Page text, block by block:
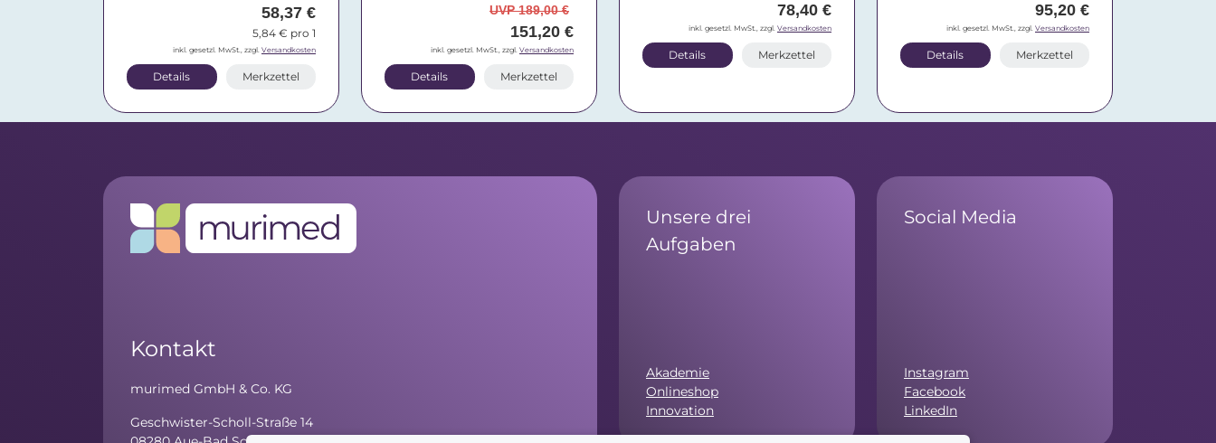
58,37 €
5,84 € pro 1
inkl. gesetzl. MwSt., zzgl. Versandkosten
Details Merkzettel
UVP 189,00 €
151,20 €
inkl. gesetzl. MwSt., zzgl. Versandkosten
Details Merkzettel
78,40 €
inkl. gesetzl. MwSt., zzgl. Versandkosten
Details Merkzettel
95,20 €
inkl. gesetzl. MwSt., zzgl. Versandkosten
Details Merkzettel
Kontakt
murimed GmbH & Co. KG
Geschwister-Scholl-Straße 14
Unsere drei
Aufgaben
Akademie
Onlineshop
Innovation
Social Media
Instagram
Facebook
LinkedIn